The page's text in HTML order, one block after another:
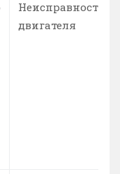
Неисправность
двигателя